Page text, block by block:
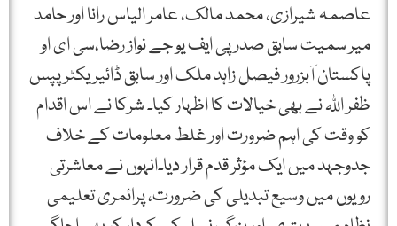
عاصمہ شیرازی، محمد مالک، عامر الیاس رانا اور حامد
میر سمیت سابق صدر پی ایف یو جے نواز رضا،سی ای او
پاکستان آبزرور فیصل زاہد ملک اور سابق ڈائیریکٹر پپس
ظفر اللہ نے بھی خیالات کا اظہار کیا۔ شرکا نے اس اقدام
کو وقت کی اہم ضرورت اور غلط معلومات کے خلاف
جدوجہد میں ایک مؤثر قدم قرار دیا۔انہوں نے معاشرتی
رویوں میں وسیع تبدیلی کی ضرورت، پرائمری تعلیمی